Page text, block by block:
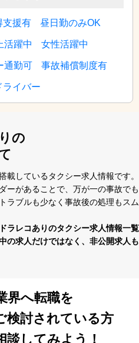
支援有 昼日勤のみOK
活躍中 女性活躍中
通勤可 事故補償制度有
ライバー
の
載しているタクシー求⼈情報です。
ーがあることで、万が⼀の事故でも
ラブルも少なく事故後の処理もスム
ドラレコありのタクシー求⼈情報⼀覧
の求⼈だけではなく、⾮公開求⼈も
界へ転職を
検討されている方
談してみよう！